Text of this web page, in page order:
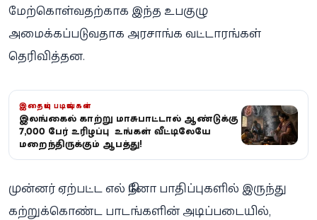
மேற்கொள்வதற்காக இந்த உபகுழு
அமைக்கப்படுவதாக அரசாங்க வட்டாரங்கள்
தெரிவித்தன.
இதையும் படியுங்கள்
இலங்கையில் காற்று மாசுபாட்டால் ஆண்டுக்கு
7,000 பேர் உயிரிழப்பு – உங்கள் வீட்டிலேயே
மறைந்திருக்கும் ஆபத்து!
முன்னர் ஏற்பட்ட எல் நினோ பாதிப்புகளில் இருந்து
கற்றுக்கொண்ட பாடங்களின் அடிப்படையில்,